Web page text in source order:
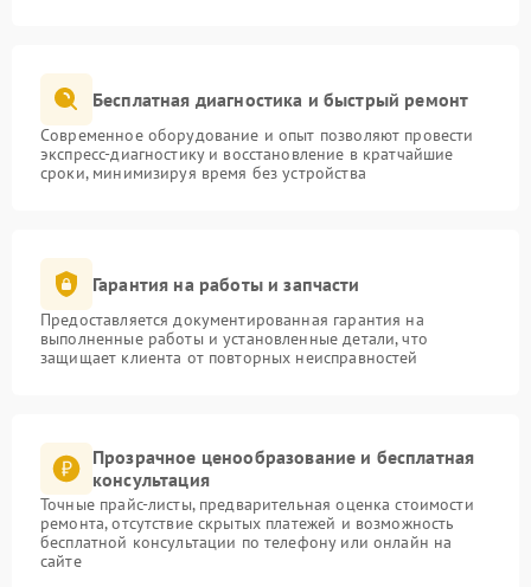
Бесплатная диагностика и быстрый ремонт
Современное оборудование и опыт позволяют провести
экспресс-диагностику и восстановление в кратчайшие
сроки, минимизируя время без устройства
Гарантия на работы и запчасти
Предоставляется документированная гарантия на
выполненные работы и установленные детали, что
защищает клиента от повторных неисправностей
Прозрачное ценообразование и бесплатная
консультация
Точные прайс-листы, предварительная оценка стоимости
ремонта, отсутствие скрытых платежей и возможность
бесплатной консультации по телефону или онлайн на
сайте